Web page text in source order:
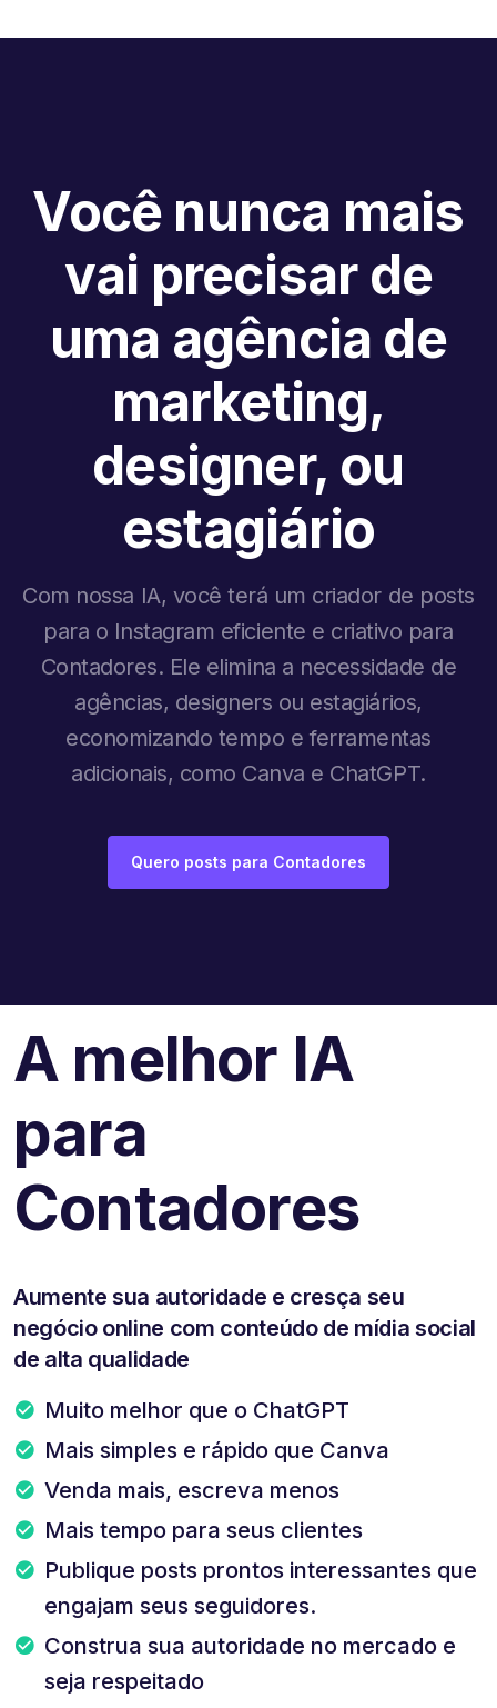
Você nunca mais
vai precisar de
uma agência de
marketing,
designer, ou
estagiário
Com nossa IA, você terá um criador de posts
para o Instagram eficiente e criativo para
Contadores. Ele elimina a necessidade de
agências, designers ou estagiários,
economizando tempo e ferramentas
adicionais, como Canva e ChatGPT.
Quero posts para Contadores
A melhor IA
para
Contadores
Aumente sua autoridade e cresça seu
negócio online com conteúdo de mídia social
de alta qualidade
Muito melhor que o ChatGPT
Mais simples e rápido que Canva
Venda mais, escreva menos
Mais tempo para seus clientes
Publique posts prontos interessantes que
engajam seus seguidores.
Construa sua autoridade no mercado e
seja respeitado